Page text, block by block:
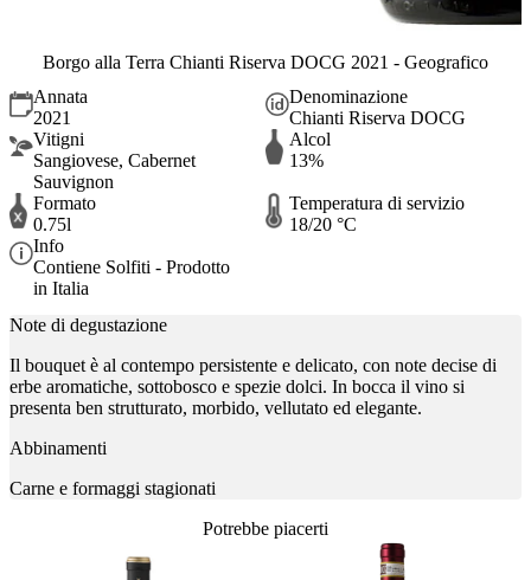
Borgo alla Terra Chianti Riserva DOCG 2021 - Geografico
Annata
2021
Denominazione
Chianti Riserva DOCG
Vitigni
Sangiovese, Cabernet
Sauvignon
Alcol
13%
Formato
0.75l
Temperatura di servizio
18/20 °C
Info
Contiene Solfiti - Prodotto
in Italia
Note di degustazione
Il bouquet è al contempo persistente e delicato, con note decise di
erbe aromatiche, sottobosco e spezie dolci. In bocca il vino si
presenta ben strutturato, morbido, vellutato ed elegante.
Abbinamenti
Carne e formaggi stagionati
Potrebbe piacerti